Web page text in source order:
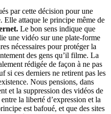
par cette décision pour une
Elle attaque le principe même de
Le bon sens indique que
une vidéo sur une plate-forme
nécessaires pour protéger la
des gens qu’il filme. La
rédigée de façon à ne pas
si ces derniers ne retirent pas les
Nous pensions, dans
et la suppression des vidéos de
la liberté d’expression et la
est bafoué, et que des sites